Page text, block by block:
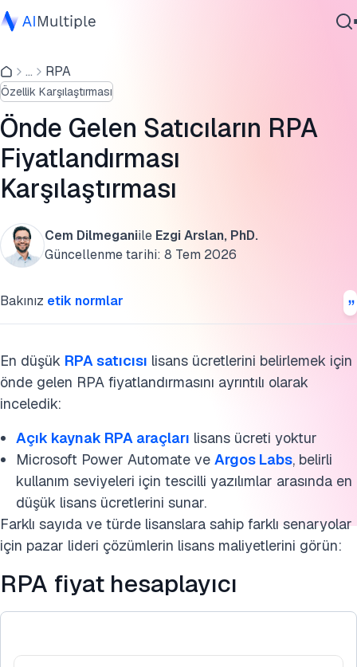
Ajanik Yapay Zeka
Siber güvenlik
Veri
Kurumsal Yazılım
Hizmetler
Bize Ulaşın
... RPA
Özellik Karşılaştırması
Önde Gelen Satıcıların RPA
Fiyatlandırması
Karşılaştırması
Cem Dilmeganiile Ezgi Arslan, PhD.
Güncellenme tarihi: 8 Tem 2026
Bakınız etik normlar
En düşük RPA satıcısı lisans ücretlerini belirlemek için
önde gelen RPA fiyatlandırmasını ayrıntılı olarak
inceledik:
Açık kaynak RPA araçları lisans ücreti yoktur
Microsoft Power Automate ve Argos Labs, belirli
kullanım seviyeleri için tescilli yazılımlar arasında en
düşük lisans ücretlerini sunar.
Farklı sayıda ve türde lisanslara sahip farklı senaryolar
için pazar lideri çözümlerin lisans maliyetlerini görün:
RPA fiyat hesaplayıcı
Argos Labs
IBM
UiPath RPA
Microsoft’s Power Automate (PA)
Sorumluluk Reddi
Yapay zeka ajanları RPA fiyatlandırmasını nasıl
RPA hakkında daha fazlası için
SSS'ler
Bu araştırmayı kaynak gösterin